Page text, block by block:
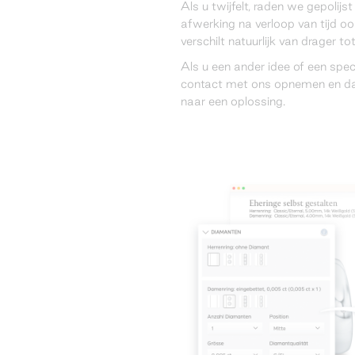
Als u twijfelt, raden we
afwerking na verloop van tijd
verschilt natuurlijk van drager
Als u een ander idee of een
contact met ons opnemen en
naar een oplossing.